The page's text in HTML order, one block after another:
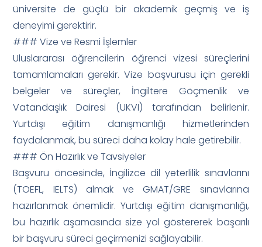
üniversite de güçlü bir akademik geçmiş ve iş
deneyimi gerektirir.
### Vize ve Resmi İşlemler
Uluslararası öğrencilerin öğrenci vizesi süreçlerini
tamamlamaları gerekir. Vize başvurusu için gerekli
belgeler ve süreçler, İngiltere Göçmenlik ve
Vatandaşlık Dairesi (UKVI) tarafından belirlenir.
Yurtdışı eğitim danışmanlığı hizmetlerinden
faydalanmak, bu süreci daha kolay hale getirebilir.
### Ön Hazırlık ve Tavsiyeler
Başvuru öncesinde, İngilizce dil yeterlilik sınavlarını
(TOEFL, IELTS) almak ve GMAT/GRE sınavlarına
hazırlanmak önemlidir. Yurtdışı eğitim danışmanlığı,
bu hazırlık aşamasında size yol göstererek başarılı
bir başvuru süreci geçirmenizi sağlayabilir.